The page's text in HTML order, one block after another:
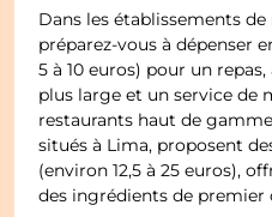
Dans les établissements de
préparez-vous à dépenser
5 à 10 euros) pour un
plus large et un service de
restaurants haut de
situés à Lima, proposent
(environ 12,5 à 25 euros),
des ingrédients de premier